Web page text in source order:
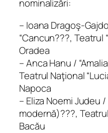
nominalizări:
– Ioana Dragoş-
“Cancun???, Teatrul
Oradea
– Anca Hanu /
Teatrul Naţional
Napoca
– Eliza Noemi Judeu
modernă)???,
Bacău